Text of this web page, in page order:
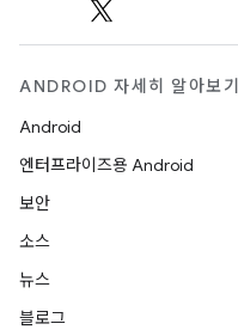
ANDROID 자세히 알아보기
Android
엔터프라이즈용 Android
보안
소스
뉴스
블로그